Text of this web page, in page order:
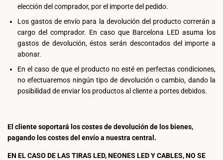
elección del comprador, por el importe del pedido.
Los gastos de envío para la devolución del producto correrán a
cargo del comprador. En caso que Barcelona LED asuma los
gastos de devolución, éstos serán descontados del importe a
abonar.
En el caso de que el producto no esté en perfectas condiciones,
no efectuaremos ningún tipo de devolución o cambio, dando la
posibilidad de enviar los productos al cliente a portes debidos.
El cliente soportará los costes de devolución de los bienes,
pagando los costes del envío a nuestra central.
EN EL CASO DE LAS TIRAS LED, NEONES LED Y CABLES, NO SE